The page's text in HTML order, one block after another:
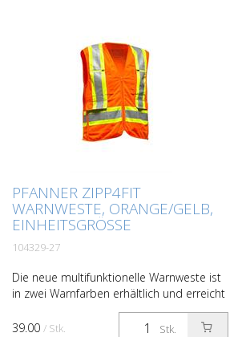
PFANNER ZIPP4FIT
WARNWESTE, ORANGE/GELB,
EINHEITSGRÖSSE
104329-27
Die neue multifunktionelle Warnweste ist
in zwei Warnfarben erhältlich und erreicht
mit den rundherum verlaufenden
Reflexstreifen die Warnschutzklasse 2
Stk.
39.00 / Stk.